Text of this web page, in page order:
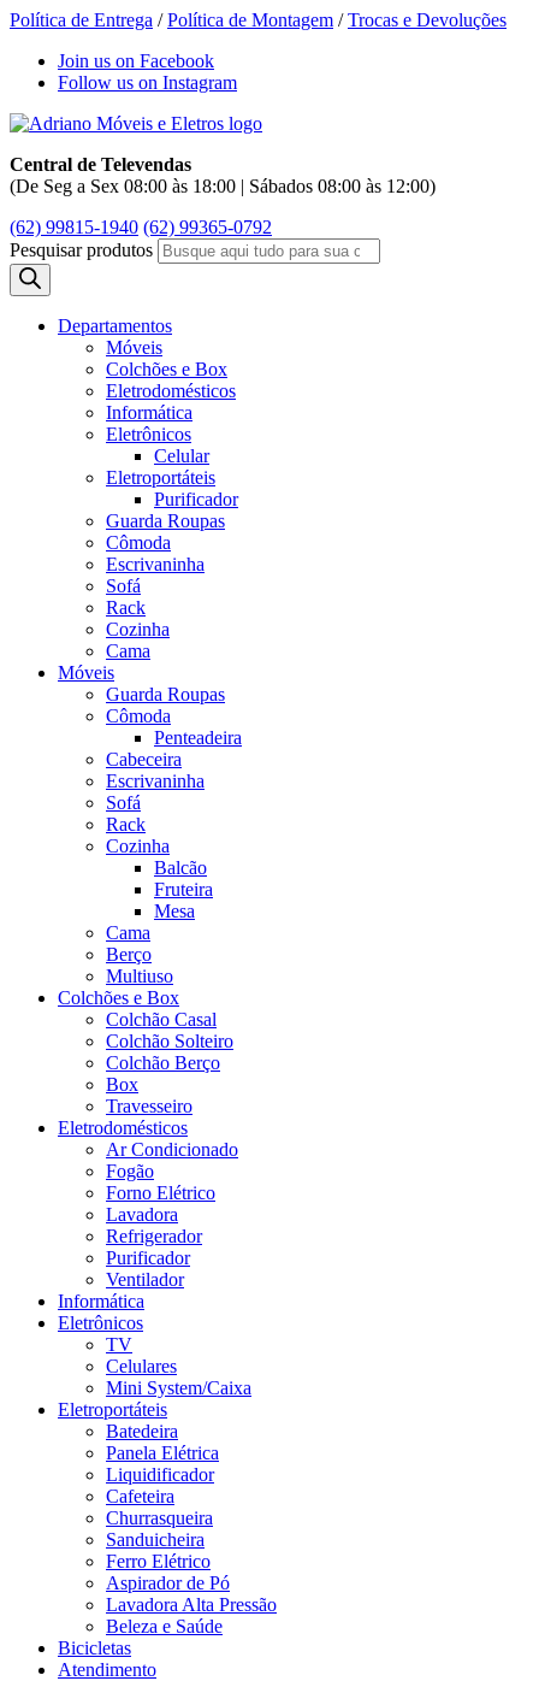
Política de Entrega /Política de Montagem /Trocas e Devoluções
Join us on Facebook
Follow us on Instagram
Central de Televendas
(De Seg a Sex 08:00 às 18:00 | Sábados 08:00 às 12:00)
(62) 99815-1940 (62) 99365-0792
Pesquisar produtos
Departamentos
Móveis
Colchões e Box
Eletrodomésticos
Informática
Eletrônicos
Celular
Eletroportáteis
Purificador
Guarda Roupas
Cômoda
Escrivaninha
Sofá
Rack
Cozinha
Cama
Móveis
Guarda Roupas
Cômoda
Penteadeira
Cabeceira
Escrivaninha
Sofá
Rack
Cozinha
Balcão
Fruteira
Mesa
Cama
Berço
Multiuso
Colchões e Box
Colchão Casal
Colchão Solteiro
Colchão Berço
Box
Travesseiro
Eletrodomésticos
Ar Condicionado
Fogão
Forno Elétrico
Lavadora
Refrigerador
Purificador
Ventilador
Informática
Eletrônicos
TV
Celulares
Mini System/Caixa
Eletroportáteis
Batedeira
Panela Elétrica
Liquidificador
Cafeteira
Churrasqueira
Sanduicheira
Ferro Elétrico
Aspirador de Pó
Lavadora Alta Pressão
Beleza e Saúde
Bicicletas
Atendimento